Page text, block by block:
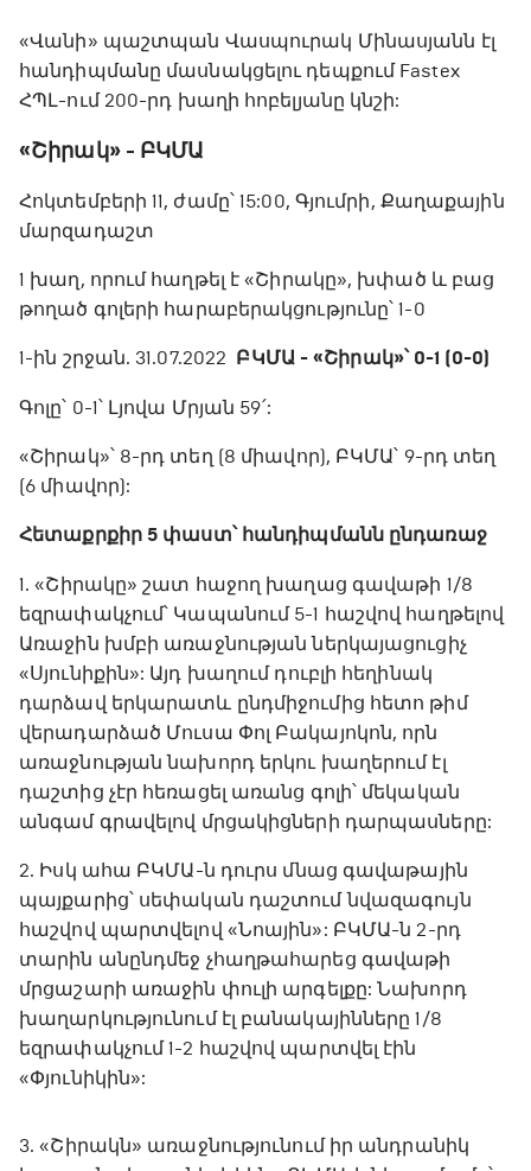
«Վանի» պաշտպան Վասպուրակ Մինասյանն էլ
հանդիպմանը մասնակցելու դեպքում Fastex
ՀՊԼ-ում 200-րդ խաղի հոբելյանը կնշի:
«Շիրակ» - ԲԿՄԱ
Հոկտեմբերի 11, ժամը՝ 15:00, Գյումրի, Քաղաքային
մարզադաշտ
1 խաղ, որում հաղթել է «Շիրակը», խփած և բաց
թողած գոլերի հարաբերակցությունը՝ 1-0
1-ին շրջան. 31.07.2022 ԲԿՄԱ - «Շիրակ»՝ 0-1 (0-0)
Գոլը՝ 0-1՝ Լյովա Մրյան 59՛:
«Շիրակ»՝ 8-րդ տեղ (8 միավոր), ԲԿՄԱ՝ 9-րդ տեղ
(6 միավոր):
Հետաքրքիր 5 փաստ՝ հանդիպմանն ընդառաջ
1. «Շիրակը» շատ հաջող խաղաց գավաթի 1/8
եզրափակչում՝ Կապանում 5-1 հաշվով հաղթելով
Առաջին խմբի առաջնության ներկայացուցիչ
«Սյունիքին»: Այդ խաղում դուբլի հեղինակ
դարձավ երկարատև ընդմիջումից հետո թիմ
վերադարձած Մուսա Փոլ Բակայոկոն, որն
առաջնության նախորդ երկու խաղերում էլ
դաշտից չէր հեռացել առանց գոլի՝ մեկական
անգամ գրավելով մրցակիցների դարպասները:
2. Իսկ ահա ԲԿՄԱ-ն դուրս մնաց գավաթային
պայքարից՝ սեփական դաշտում նվազագույն
հաշվով պարտվելով «Նոային»: ԲԿՄԱ-ն 2-րդ
տարին անընդմեջ չհաղթահարեց գավաթի
մրցաշարի առաջին փուլի արգելքը: Նախորդ
խաղարկությունում էլ բանակայինները 1/8
եզրափակչում 1-2 հաշվով պարտվել էին
«Փյունիկին»:
3. «Շիրակն» առաջնությունում իր անդրանիկ